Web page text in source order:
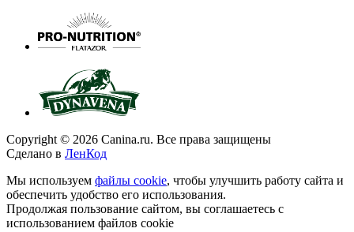
Copyright © 2026 Canina.ru. Все права защищены
Сделано в ЛенКод
Мы используем файлы cookie, чтобы улучшить работу сайта и
обеспечить удобство его использования.
Продолжая пользование сайтом, вы соглашаетесь с
использованием файлов cookie